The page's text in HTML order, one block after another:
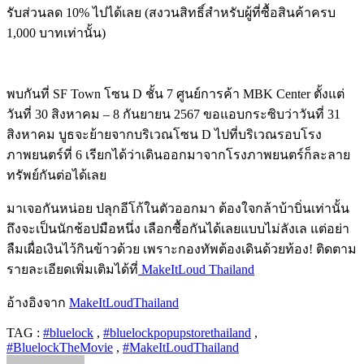
รับส่วนลด 10% ไปได้เลย (สงวนสิทธิ์สำหรับผู้ที่ซื้อสินค้าครบ
1,000 บาทเท่านั้น)
พบกันที่ SF Town โซน D ชั้น 7 ศูนย์การค้า MBK Center ตั้งแต่
วันที่ 30 สิงหาคม – 8 กันยายน 2567 ขอแอบกระซิบว่าวันที่ 31
สิงหาคม บูธจะย้ายจากบริเวณโซน D ไปที่บริเวณรอบโรง
ภาพยนตร์ที่ 6 เรียกได้ว่าเดินออกมาจากโรงภาพยนตร์ก็ละลาย
ทรัพย์กันต่อได้เลย
มาเจอกันหน่อย ปลุกอีโก้ในตัวออกมา ต้องใจกล้าบ้าบิ่นเท่านั้น
ถึงจะเป็นนักช้อปมือหนึ่ง เลือกซื้อกันได้เลยแบบไม่ลังเล แต่อย่า
ลืมเผื่อเงินไว้กินข้าวด้วย เพราะกองทัพต้องเดินด้วยท้อง! ติดตาม
รายละเอียดเพิ่มเติมได้ที่ MakeItLoud Thailand
อ้างอิงจาก MakeItLoudThailand
TAG : #bluelock , #bluelockpopupstorethailand ,
#BluelockTheMovie , #MakeItLoudThailand